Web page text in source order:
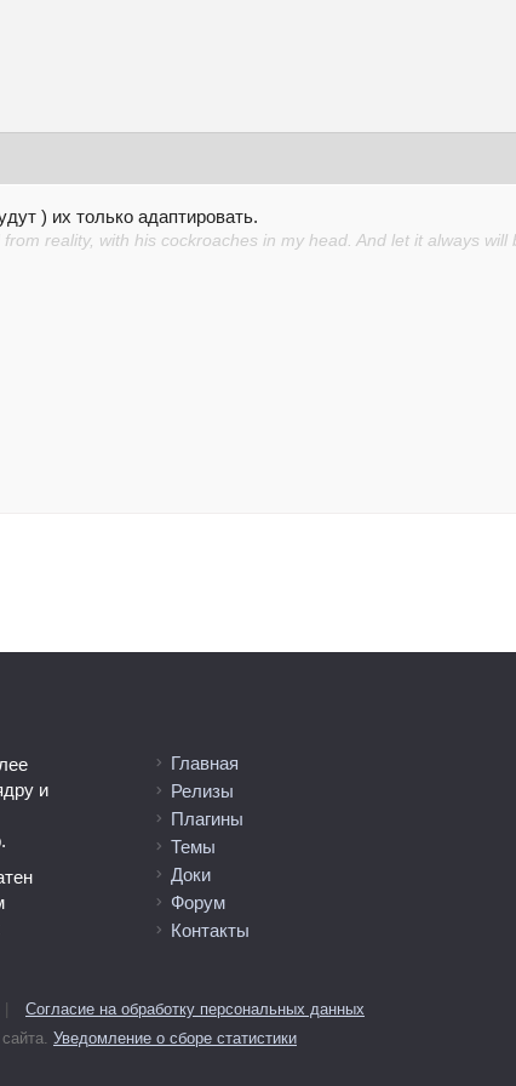
) их только адаптировать.
reality, with his cockroaches in my head. And let it always will
и
Главная
Релизы
Плагины
Темы
Доки
Форум
Контакты
Согласие на обработку персональных данных
Уведомление о сборе статистики